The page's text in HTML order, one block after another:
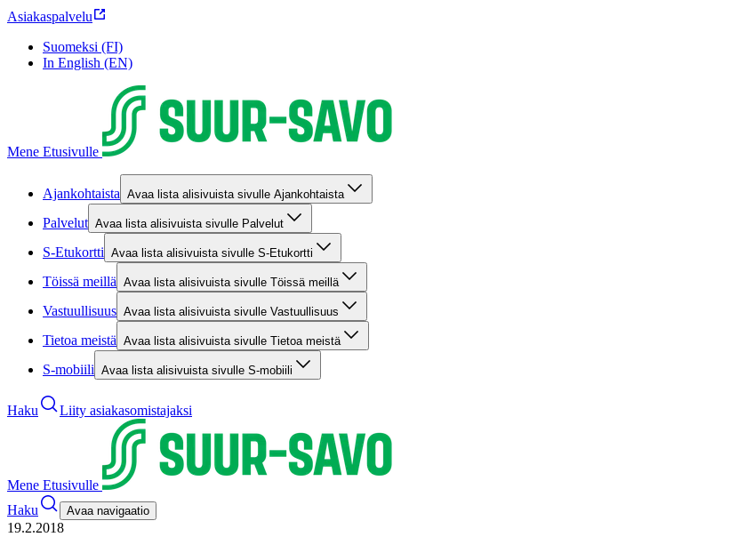
Asiakaspalvelu
Suomeksi (FI)
In English (EN)
Mene Etusivulle
Ajankohtaista Avaa lista alisivuista sivulle Ajankohtaista
Palvelut Avaa lista alisivuista sivulle Palvelut
S-Etukortti Avaa lista alisivuista sivulle S-Etukortti
Töissä meillä Avaa lista alisivuista sivulle Töissä meillä
Vastuullisuus Avaa lista alisivuista sivulle Vastuullisuus
Tietoa meistä Avaa lista alisivuista sivulle Tietoa meistä
S-mobiili Avaa lista alisivuista sivulle S-mobiili
Haku Liity asiakasomistajaksi
Mene Etusivulle
Haku
Avaa navigaatio
19.2.2018